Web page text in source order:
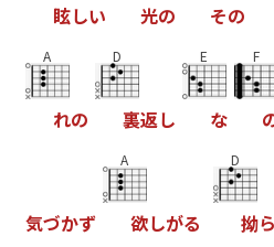
眩しい 光の その
A
れの
D
裏返し
E
な
F
気づかず
A
欲しがる
D
拗ら